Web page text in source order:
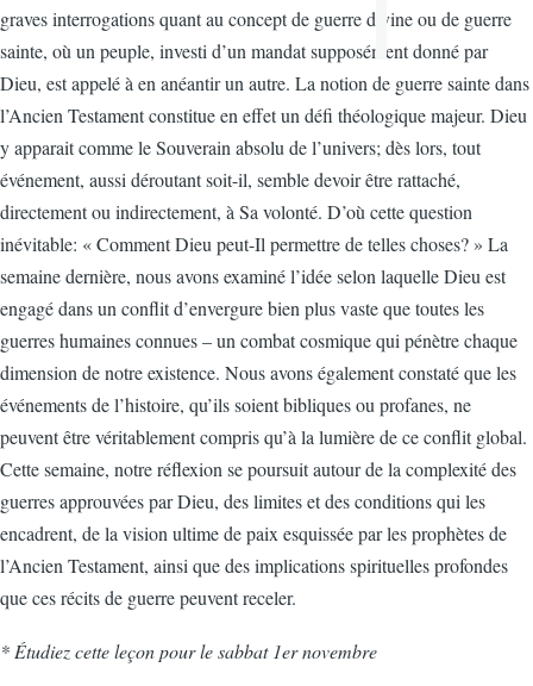
graves interrogations quant au concept de guerre divine ou de guerre
sainte, où un peuple, investi d’un mandat supposément donné par
Dieu, est appelé à en anéantir un autre. La notion de guerre sainte dans
l’Ancien Testament constitue en effet un défi théologique majeur. Dieu
y apparait comme le Souverain absolu de l’univers; dès lors, tout
événement, aussi déroutant soit-il, semble devoir être rattaché,
directement ou indirectement, à Sa volonté. D’où cette question
inévitable: « Comment Dieu peut-Il permettre de telles choses? » La
semaine dernière, nous avons examiné l’idée selon laquelle Dieu est
engagé dans un conflit d’envergure bien plus vaste que toutes les
guerres humaines connues – un combat cosmique qui pénètre chaque
dimension de notre existence. Nous avons également constaté que les
événements de l’histoire, qu’ils soient bibliques ou profanes, ne
peuvent être véritablement compris qu’à la lumière de ce conflit global.
Cette semaine, notre réflexion se poursuit autour de la complexité des
guerres approuvées par Dieu, des limites et des conditions qui les
encadrent, de la vision ultime de paix esquissée par les prophètes de
l’Ancien Testament, ainsi que des implications spirituelles profondes
que ces récits de guerre peuvent receler.
* Étudiez cette leçon pour le sabbat 1er novembre